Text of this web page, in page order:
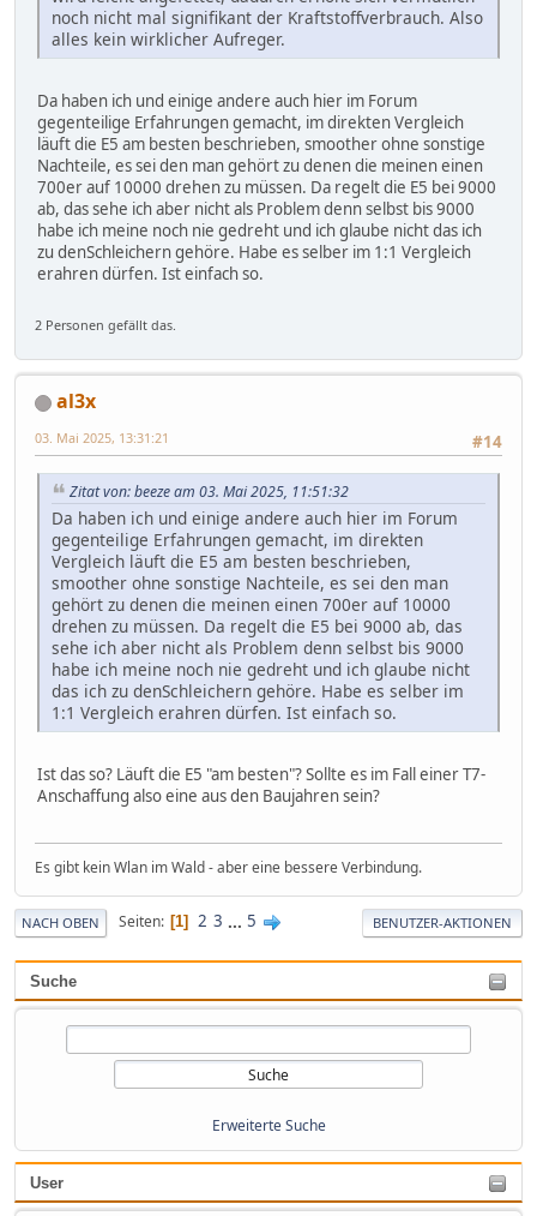
Suche
Erweiterte Suche
User
noch nicht mal signifikant der Kraftstoffverbrauch. Also
alles kein wirklicher Aufreger.
Da haben ich und einige andere auch hier im Forum
gegenteilige Erfahrungen gemacht, im direkten Vergleich
läuft die E5 am besten beschrieben, smoother ohne sonstige
Nachteile, es sei den man gehört zu denen die meinen einen
700er auf 10000 drehen zu müssen. Da regelt die E5 bei 9000
ab, das sehe ich aber nicht als Problem denn selbst bis 9000
habe ich meine noch nie gedreht und ich glaube nicht das ich
zu denSchleichern gehöre. Habe es selber im 1:1 Vergleich
erahren dürfen. Ist einfach so.
2 Personen gefällt das.
al3x
#14
03. Mai 2025, 13:31:21
Zitat von: beeze am 03. Mai 2025, 11:51:32
Da haben ich und einige andere auch hier im Forum
gegenteilige Erfahrungen gemacht, im direkten
Vergleich läuft die E5 am besten beschrieben,
smoother ohne sonstige Nachteile, es sei den man
gehört zu denen die meinen einen 700er auf 10000
drehen zu müssen. Da regelt die E5 bei 9000 ab, das
sehe ich aber nicht als Problem denn selbst bis 9000
habe ich meine noch nie gedreht und ich glaube nicht
das ich zu denSchleichern gehöre. Habe es selber im
1:1 Vergleich erahren dürfen. Ist einfach so.
Ist das so? Läuft die E5 "am besten"? Sollte es im Fall einer T7-
Anschaffung also eine aus den Baujahren sein?
Es gibt kein Wlan im Wald - aber eine bessere Verbindung.
NACH OBEN Seiten 1 2 3 ... 5 BENUTZER-AKTIONEN